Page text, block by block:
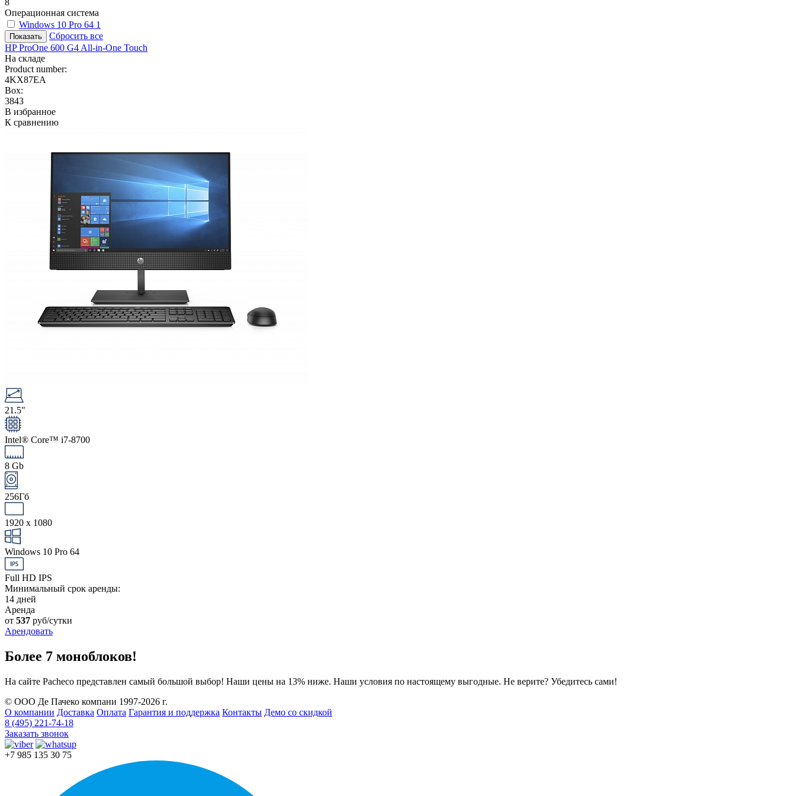
Операционная система
Windows 10 Pro 64 1
Сбросить все
HP ProOne 600 G4 All-in-One Touch
На складе
Product number:
4KX87EA
Box:
3843
В избранное
К сравнению
21.5"
Intel® Core™ i7-8700
8 Gb
256Гб
1920 x 1080
Windows 10 Pro 64
Full HD IPS
Минимальный срок аренды:
14 дней
Аренда
от 537 руб/сутки
Арендовать
Более 7 моноблоков!
На сайте Pacheco представлен самый большой выбор! Наши цены на 13% ниже. Наши условия по настоящему выгодные. Не верите? Убедитесь сами!
© ООО Де Пачеко компани 1997-2026 г.
О компании Доставка Оплата Гарантия и поддержка Контакты Демо со скидкой
8 (495) 221-74-18
Заказать звонок
+7 985 135 30 75